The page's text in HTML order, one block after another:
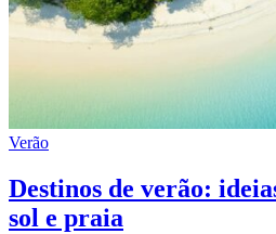
Verão
Destinos de verão:
sol e praia